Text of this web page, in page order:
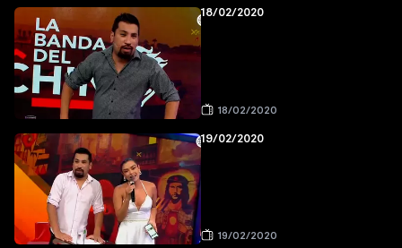
18/02/2020
18/02/2020
19/02/2020
19/02/2020